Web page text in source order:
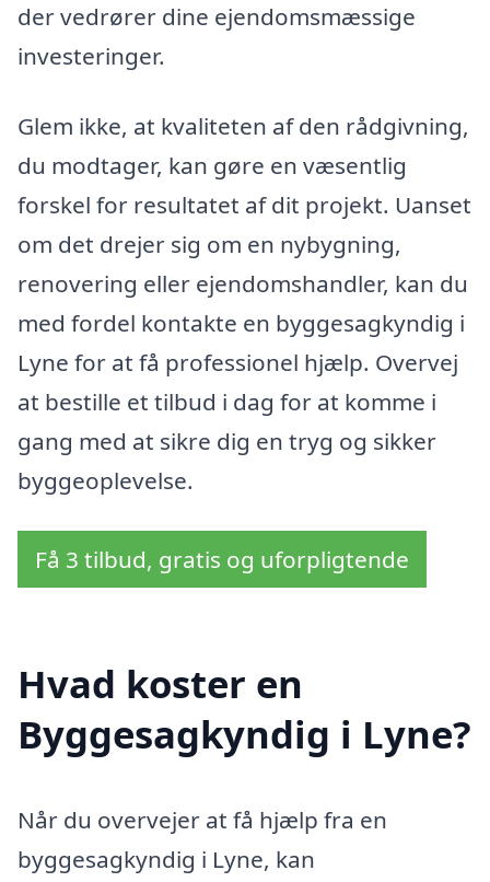
der vedrører dine ejendomsmæssige
investeringer.
Glem ikke, at kvaliteten af den rådgivning,
du modtager, kan gøre en væsentlig
forskel for resultatet af dit projekt. Uanset
om det drejer sig om en nybygning,
renovering eller ejendomshandler, kan du
med fordel kontakte en byggesagkyndig i
Lyne for at få professionel hjælp. Overvej
at bestille et tilbud i dag for at komme i
gang med at sikre dig en tryg og sikker
byggeoplevelse.
Få 3 tilbud, gratis og uforpligtende
Hvad koster en
Byggesagkyndig i Lyne?
Når du overvejer at få hjælp fra en
byggesagkyndig i Lyne, kan